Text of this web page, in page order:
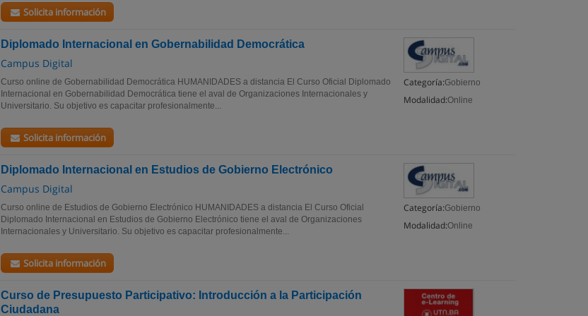
Solicita información
Diplomado Internacional en Gobernabilidad Democrática
Campus Digital
Categoría:Gobierno
Modalidad:Online
Curso online de Gobernabilidad Democrática HUMANIDADES a distancia El Curso Oficial Diplomado
Internacional en Gobernabilidad Democrática tiene el aval de Organizaciones Internacionales y
Universitario. Su objetivo es capacitar profesionalmente...
Solicita información
Diplomado Internacional en Estudios de Gobierno Electrónico
Campus Digital
Categoría:Gobierno
Modalidad:Online
Curso online de Estudios de Gobierno Electrónico HUMANIDADES a distancia El Curso Oficial
Diplomado Internacional en Estudios de Gobierno Electrónico tiene el aval de Organizaciones
Internacionales y Universitario. Su objetivo es capacitar profesionalmente...
Solicita información
Curso de Presupuesto Participativo: Introducción a la Participación
Ciudadana